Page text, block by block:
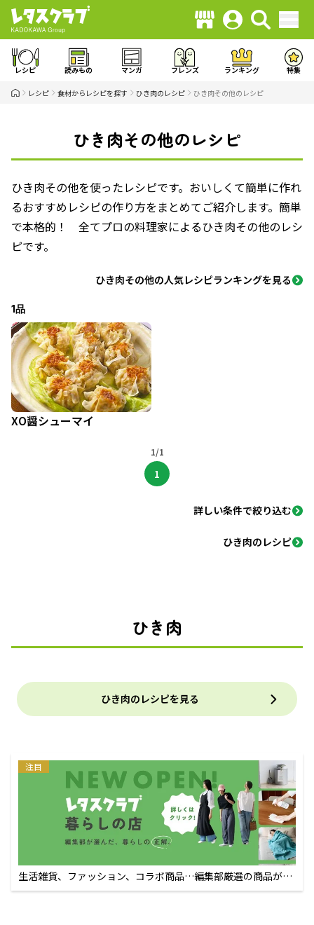
レシピ 読みもの マンガ フレンズ ランキング 特集
レシピ 食材からレシピを探す ひき肉のレシピ ひき肉その他のレシピ
ひき肉その他のレシピ
ひき肉その他を使ったレシピです。おいしくて簡単に作れ
るおすすめレシピの作り方をまとめてご紹介します。簡単
で本格的！ 全てプロの料理家によるひき肉その他のレシ
ピです。
ひき肉その他の人気レシピランキングを見る
1品
XO醤シューマイ
1/1
1
詳しい条件で絞り込む
ひき肉のレシピ
ひき肉
ひき肉のレシピを見る
注目
生活雑貨、ファッション、コラボ商品…編集部厳選の商品が買
えるECサイト